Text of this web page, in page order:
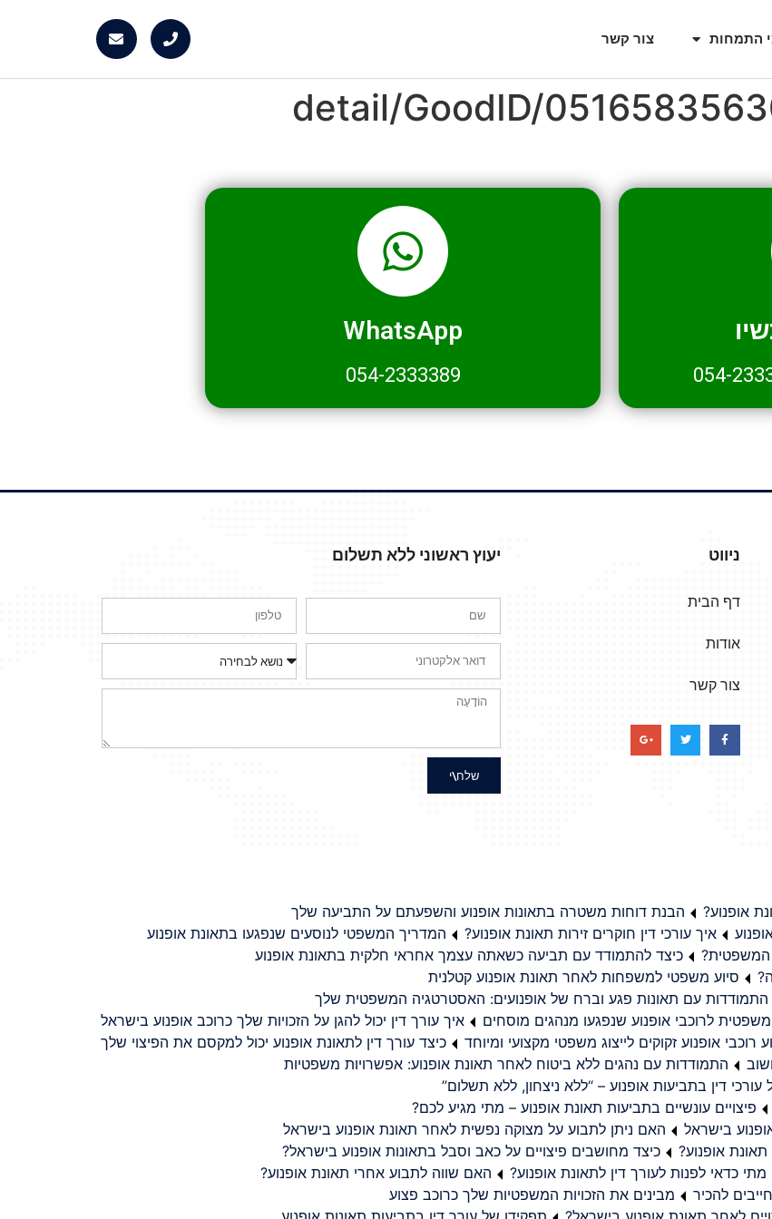
התמחות צור קשר
detail/GoodID/
054-
WhatsApp
054-2333389
ניווט
דף הבית
אודות
צור קשר
יעוץ ראשוני ללא תשלום
שלח\י
אופנוע?
הבנת דוחות משטרה בתאונות אופנוע והשפעתם על התביעה שלך
איך עורכי דין חוקרים זירות תאונת אופנוע?
המדריך המשפטי לנוסעים שנפגעו בתאונת אופנוע
המשפטית?
כיצד להתמודד עם תביעה כשאתה עצמך אחראי חלקית בתאונת אופנוע
סיוע משפטי למשפחות לאחר תאונת אופנוע קטלנית
התמודדות עם תאונות פגע וברח של אופנועים: האסטרטגיה המשפטית שלך
לרוכבי אופנוע שנפגעו מנהגים מוסחים
איך עורך דין יכול להגן על הזכויות שלך כרוכב אופנוע בישראל
רוכבי אופנוע זקוקים לייצוג משפטי מקצועי ומיוחד
כיצד עורך דין לתאונת אופנוע יכול למקסם את הפיצוי שלך
התמודדות עם נהגים ללא ביטוח לאחר תאונת אופנוע: אפשרויות משפטיות
דין בתביעות אופנוע – “ללא ניצחון, ללא תשלום”
פיצויים עונשיים בתביעות תאונת אופנוע – מתי מגיע לכם?
בישראל
האם ניתן לתבוע על מצוקה נפשית לאחר תאונת אופנוע בישראל
אופנוע?
כיצד מחושבים פיצויים על כאב וסבל בתאונות אופנוע בישראל?
מתי כדאי לפנות לעורך דין לתאונת אופנוע?
האם שווה לתבוע אחרי תאונת אופנוע?
להכיר
מבינים את הזכויות המשפטיות שלך כרוכב פצוע